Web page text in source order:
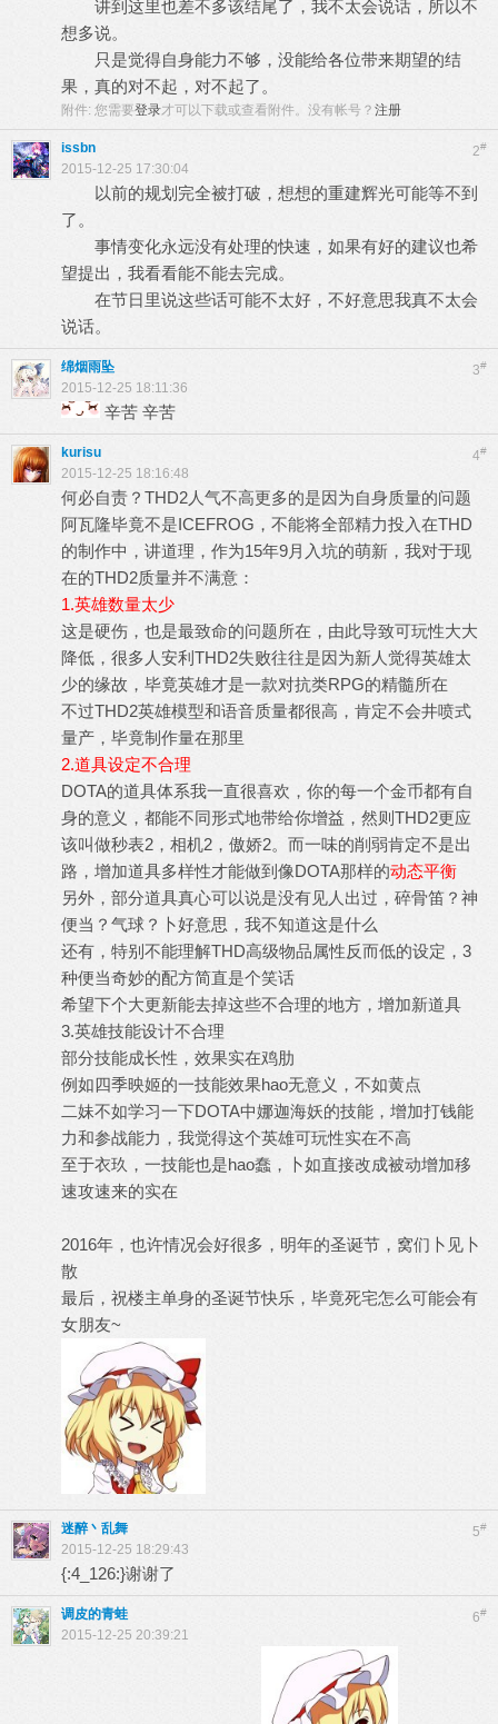
讲到这里也差不多该结尾了，我不太会说话，所以不
想多说。
只是觉得自身能力不够，没能给各位带来期望的结
果，真的对不起，对不起了。
附件: 您需要登录才可以下载或查看附件。没有帐号？ 注册
2#
issbn
2015-12-25 17:30:04
以前的规划完全被打破，想想的重建辉光可能等不到
了。
事情变化永远没有处理的快速，如果有好的建议也希
望提出，我看看能不能去完成。
在节日里说这些话可能不太好，不好意思我真不太会
说话。
3#
绵烟雨坠
2015-12-25 18:11:36
辛苦 辛苦
4#
kurisu
2015-12-25 18:16:48
何必自责？THD2人气不高更多的是因为自身质量的问题
阿瓦隆毕竟不是ICEFROG，不能将全部精力投入在THD
的制作中，讲道理，作为15年9月入坑的萌新，我对于现
在的THD2质量并不满意：
1.英雄数量太少
这是硬伤，也是最致命的问题所在，由此导致可玩性大大
降低，很多人安利THD2失败往往是因为新人觉得英雄太
少的缘故，毕竟英雄才是一款对抗类RPG的精髓所在
不过THD2英雄模型和语音质量都很高，肯定不会井喷式
量产，毕竟制作量在那里
2.道具设定不合理
DOTA的道具体系我一直很喜欢，你的每一个金币都有自
身的意义，都能不同形式地带给你增益，然则THD2更应
该叫做秒表2，相机2，傲娇2。而一味的削弱肯定不是出
路，增加道具多样性才能做到像DOTA那样的动态平衡
另外，部分道具真心可以说是没有见人出过，碎骨笛？神
便当？气球？卜好意思，我不知道这是什么
还有，特别不能理解THD高级物品属性反而低的设定，3
种便当奇妙的配方简直是个笑话
希望下个大更新能去掉这些不合理的地方，增加新道具
3.英雄技能设计不合理
部分技能成长性，效果实在鸡肋
例如四季映姬的一技能效果hao无意义，不如黄点
二妹不如学习一下DOTA中娜迦海妖的技能，增加打钱能
力和参战能力，我觉得这个英雄可玩性实在不高
至于衣玖，一技能也是hao蠢，卜如直接改成被动增加移
速攻速来的实在
2016年，也许情况会好很多，明年的圣诞节，窝们卜见卜
散
最后，祝楼主单身的圣诞节快乐，毕竟死宅怎么可能会有
女朋友~
5#
迷醉丶乱舞
2015-12-25 18:29:43
{:4_126:}谢谢了
6#
调皮的青蛙
2015-12-25 20:39:21